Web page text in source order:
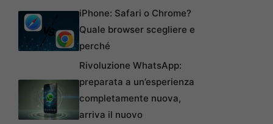
iPhone: Safari o Chrome?
Quale browser scegliere e
perché
Rivoluzione WhatsApp:
preparata a un’esperienza
completamente nuova,
arriva il nuovo